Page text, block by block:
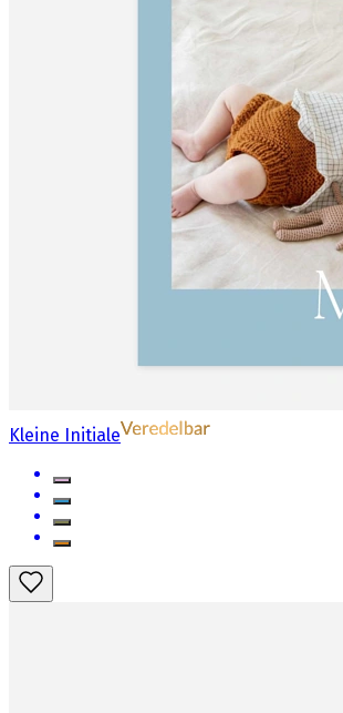
Kleine Initiale